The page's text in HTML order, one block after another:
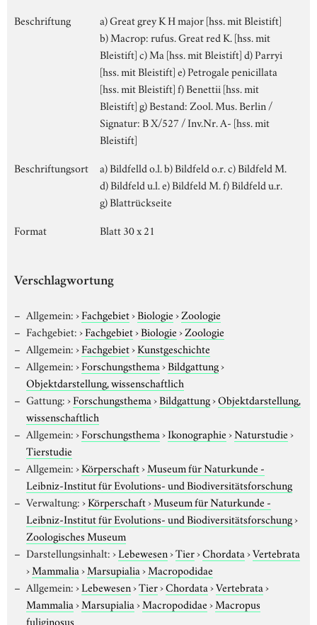
Beschriftung
a) Great grey K H major [hss. mit Bleistift]
b) Macrop: rufus. Great red K. [hss. mit
Bleistift] c) Ma [hss. mit Bleistift] d) Parryi
[hss. mit Bleistift] e) Petrogale penicillata
[hss. mit Bleistift] f) Benettii [hss. mit
Bleistift] g) Bestand: Zool. Mus. Berlin /
Signatur: B X/527 / Inv.Nr. A- [hss. mit
Bleistift]
Beschriftungsort
a) Bildfelld o.l. b) Bildfeld o.r. c) Bildfeld M.
d) Bildfeld u.l. e) Bildfeld M. f) Bildfeld u.r.
g) Blattrückseite
Format
Blatt 30 x 21
Verschlagwortung
Allgemein:›Fachgebiet›Biologie›Zoologie
Fachgebiet:›Fachgebiet›Biologie›Zoologie
Allgemein:›Fachgebiet›Kunstgeschichte
Allgemein:›Forschungsthema›Bildgattung›
Objektdarstellung, wissenschaftlich
Gattung:›Forschungsthema›Bildgattung›Objektdarstellung,
wissenschaftlich
Allgemein:›Forschungsthema›Ikonographie›Naturstudie›
Tierstudie
Allgemein:›Körperschaft›Museum für Naturkunde -
Leibniz-Institut für Evolutions- und Biodiversitätsforschung
Verwaltung:›Körperschaft›Museum für Naturkunde -
Leibniz-Institut für Evolutions- und Biodiversitätsforschung›
Zoologisches Museum
Darstellungsinhalt:›Lebewesen›Tier›Chordata›Vertebrata
›Mammalia›Marsupialia›Macropodidae
Allgemein:›Lebewesen›Tier›Chordata›Vertebrata›
Mammalia›Marsupialia›Macropodidae›Macropus
fuliginosus